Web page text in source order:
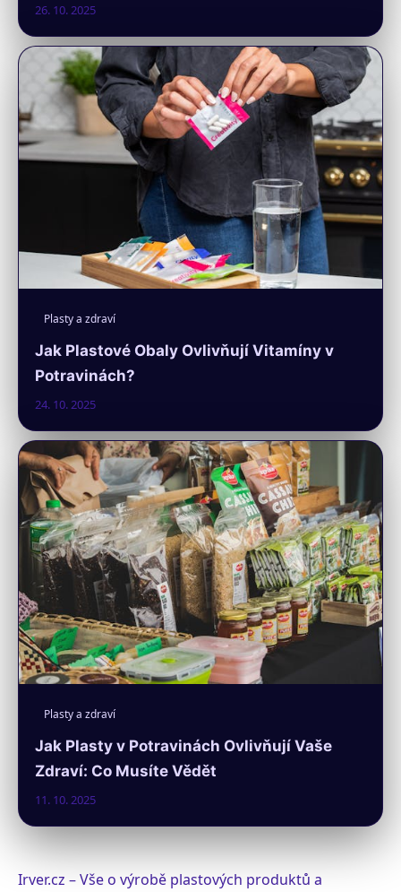
26. 10. 2025
Plasty a zdraví
Jak Plastové Obaly Ovlivňují Vitamíny v
Potravinách?
24. 10. 2025
Plasty a zdraví
Jak Plasty v Potravinách Ovlivňují Vaše
Zdraví: Co Musíte Vědět
11. 10. 2025
Irver.cz – Vše o výrobě plastových produktů a